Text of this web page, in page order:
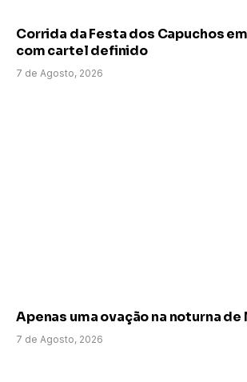
Corrida da Festa dos Capuchos
com cartel definido
7 de Agosto, 2026
Apenas uma ovação na noturna de
7 de Agosto, 2026